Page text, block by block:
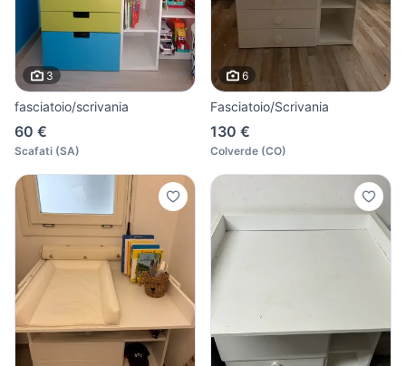
3
fasciatoio/scrivania
60 €
Scafati (SA)
6
Fasciatoio/Scrivania
130 €
Colverde (CO)